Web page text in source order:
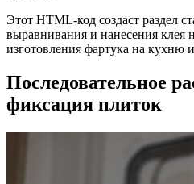
Этот HTML-код создаст раздел
выравнивания и нанесения клея
изготовления фартука на кухню
Последовательное
фиксация плиток